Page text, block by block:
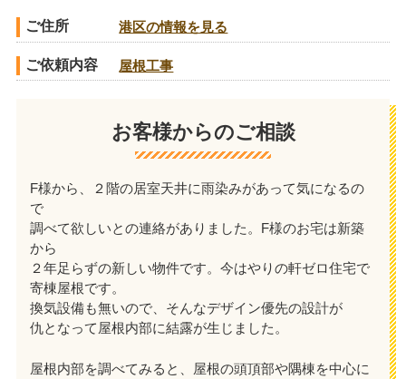
ご住所 港区の情報を見る
ご依頼内容 屋根工事
お客様からのご相談
F様から、２階の居室天井に雨染みがあって気になるの
で
調べて欲しいとの連絡がありました。F様のお宅は新築
から
２年足らずの新しい物件です。今はやりの軒ゼロ住宅で
寄棟屋根です。
換気設備も無いので、そんなデザイン優先の設計が
仇となって屋根内部に結露が生じました。
屋根内部を調べてみると、屋根の頭頂部や隅棟を中心に